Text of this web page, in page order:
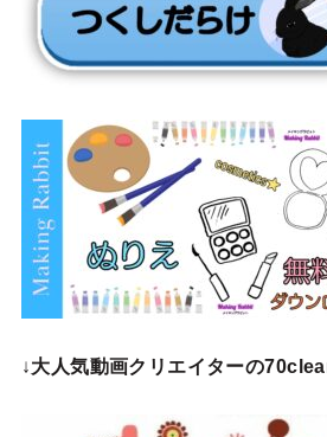
↓大人気動画クリエイターの